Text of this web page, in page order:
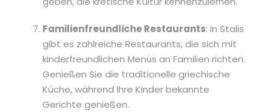
Familienfreundliche Restaurants: In Stalis
gibt es zahlreiche Restaurants, die sich mit
kinderfreundlichen Menüs an Familien richten.
Genießen Sie die traditionelle griechische
Küche, während Ihre Kinder bekannte
Gerichte genießen.